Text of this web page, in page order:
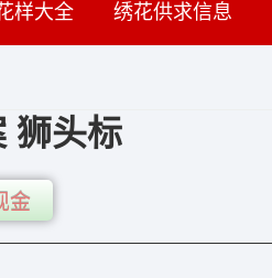
样大全 绣花供求信息
狮头标
金